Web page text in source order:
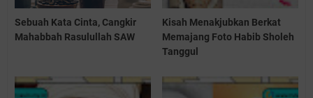
Sebuah Kata Cinta, Cangkir
Mahabbah Rasulullah SAW
Kisah Menakjubkan Berkat
Memajang Foto Habib Sholeh
Tanggul